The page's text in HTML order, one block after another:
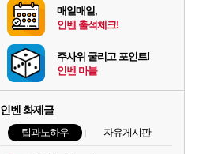
매일매일,
인벤 출석체크!
주사위 굴리고 포인트!
인벤 마블
인벤 화제글
팁과노하우 자유게시판